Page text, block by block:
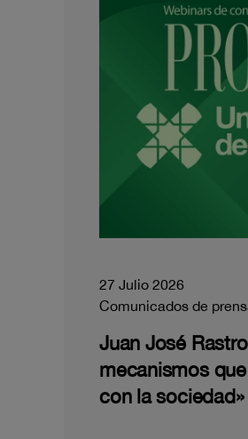
27 Julio 2026
Comunicados de
Juan José
mecanismos
con la sociedad»